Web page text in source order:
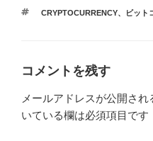
ゴ
タ
CRYPTOCURRENCY、 ビット
コメントを残す
メールアドレスが公開され
いている欄は必須項目です